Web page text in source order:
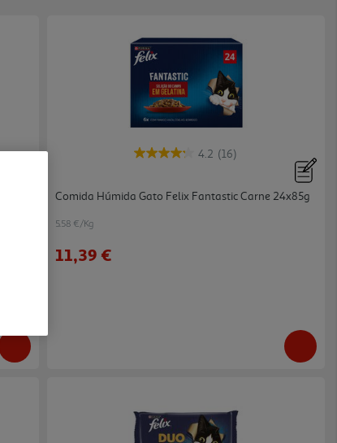
4.2 (16)
Comida Húmida Gato Felix Fantastic Carne 24x85g
5.58 €/Kg
11,39 €